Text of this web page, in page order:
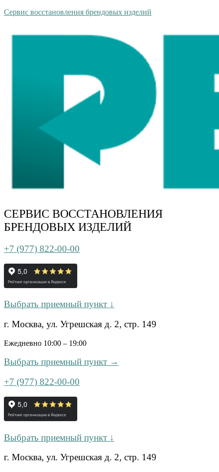
Сервис восстановления брендовых изделий
СЕРВИС ВОССТАНОВЛЕНИЯ
БРЕНДОВЫХ ИЗДЕЛИЙ
+7 (977) 822-00-00
Выбрать приемный пункт ↓
г. Москва, ул. Угрешская д. 2, стр. 149
Ежедневно 10:00 – 19:00
Выбрать приемный пункт →
+7 (977) 822-00-00
Выбрать приемный пункт ↓
г. Москва, ул. Угрешская д. 2, стр. 149